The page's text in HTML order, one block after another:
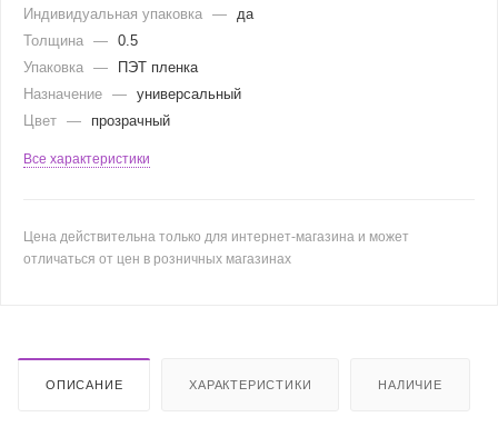
Индивидуальная упаковка —
да
Толщина — 0.5
Упаковка —
ПЭТ пленка
Назначение — универсальный
Цвет — прозрачный
Все характеристики
Цена действительна только для интернет-магазина и может
отличаться от цен в розничных магазинах
ОПИСАНИЕ ХАРАКТЕРИСТИКИ НАЛИЧИЕ